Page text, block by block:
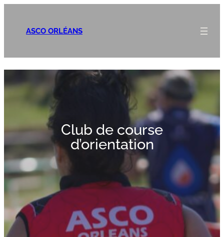
ASCO ORLÉANS
Club de course
d’orientation